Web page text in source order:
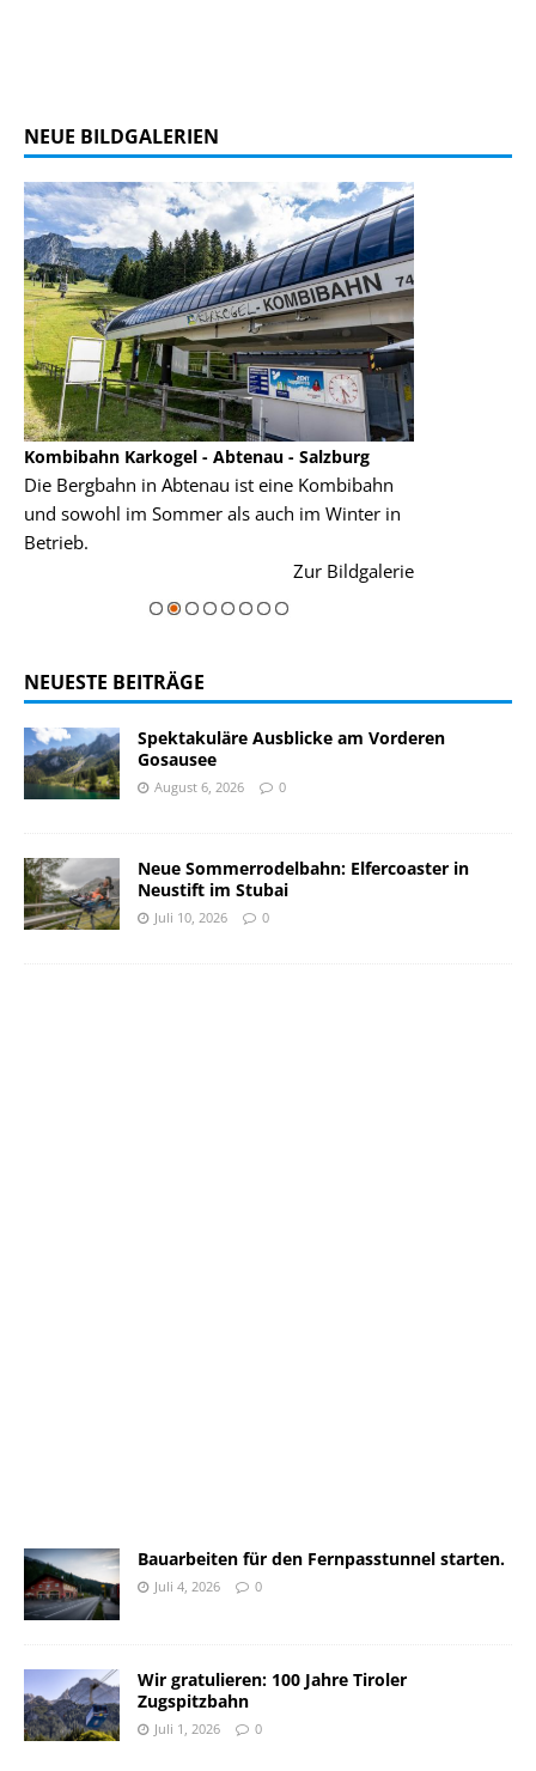
NEUE BILDGALERIEN
Kombibahn Karkogel - Abtenau - Salzburg
Die Bergbahn in Abtenau ist eine Kombibahn
und sowohl im Sommer als auch im Winter in
Betrieb.
Zur Bildgalerie
NEUESTE BEITRÄGE
Spektakuläre Ausblicke am Vorderen
Gosausee
August 6, 2026 0
Neue Sommerrodelbahn: Elfercoaster in
Neustift im Stubai
Juli 10, 2026 0
Bauarbeiten für den Fernpasstunnel starten.
Juli 4, 2026 0
Wir gratulieren: 100 Jahre Tiroler
Zugspitzbahn
Juli 1, 2026 0